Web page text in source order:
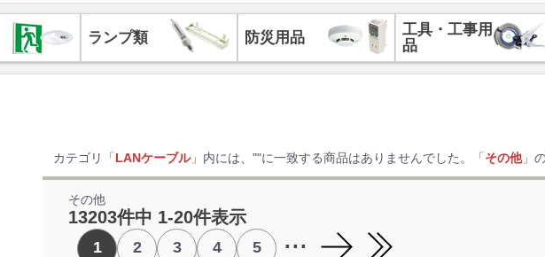
ランプ類 防災用品
工具・工事用
品
カテゴリ「 LANケーブル」内には、""に一致する商品はありませんでした。「 その他」
その他
13203件中 1-20件表示
1 2 3 4 5 ...